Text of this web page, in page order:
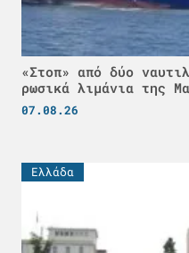
«Στοπ» από δύο
ρωσικά λιμάνια της
07.08.26
Ελλάδα